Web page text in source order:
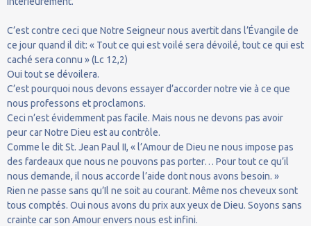
C’est contre ceci que Notre Seigneur nous avertit dans l’Évangile de
ce jour quand il dit: « Tout ce qui est voilé sera dévoilé, tout ce qui est
caché sera connu » (Lc 12,2)
Oui tout se dévoilera.
C’est pourquoi nous devons essayer d’accorder notre vie à ce que
nous professons et proclamons.
Ceci n’est évidemment pas facile. Mais nous ne devons pas avoir
peur car Notre Dieu est au contrôle.
Comme le dit St. Jean Paul II, « l’Amour de Dieu ne nous impose pas
des fardeaux que nous ne pouvons pas porter… Pour tout ce qu’il
nous demande, il nous accorde l’aide dont nous avons besoin. »
Rien ne passe sans qu’Il ne soit au courant. Même nos cheveux sont
tous comptés. Oui nous avons du prix aux yeux de Dieu. Soyons sans
crainte car son Amour envers nous est infini.